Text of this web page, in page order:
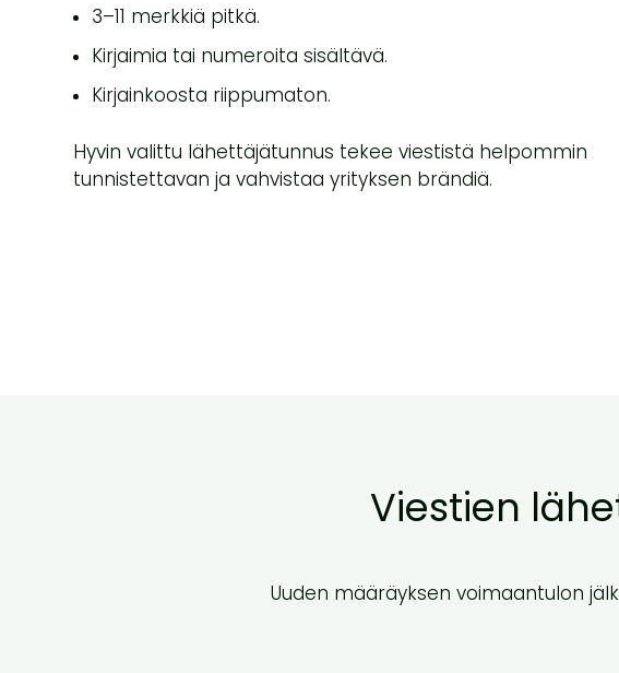
3–11 merkkiä pitkä.
Kirjaimia tai numeroita sisältävä.
Kirjainkoosta riippumaton.
Hyvin valittu lähettäjätunnus tekee viestistä helpommin
tunnistettavan ja vahvistaa yrityksen brändiä.
Viestien
Uuden määräyksen voimaantulon